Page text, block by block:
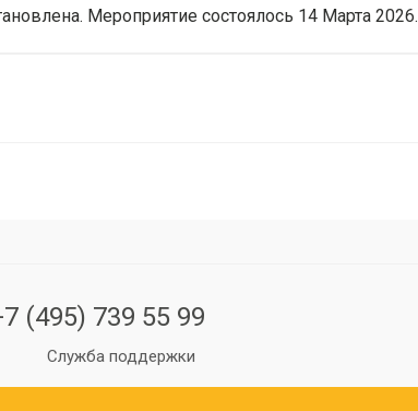
Мероприятие состоялось 14 Марта 2026.
(495) 739 55 99
Служба поддержки